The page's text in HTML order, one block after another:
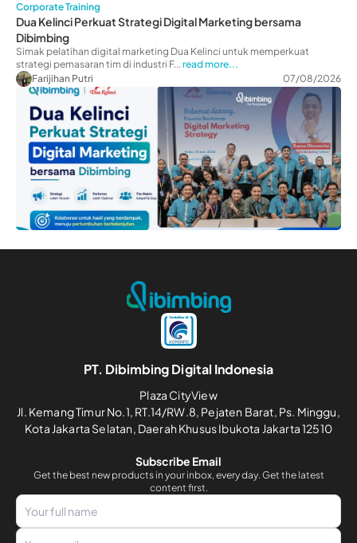
Corporate Training
Dua Kelinci Perkuat Strategi Digital Marketing bersama
Dibimbing
Simak pelatihan digital marketing Dua Kelinci untuk memperkuat
strategi pemasaran tim di industri F...read more...
Farijihan Putri
07/08/2026
PT. Dibimbing Digital Indonesia
Plaza CityView
Jl. Kemang Timur No.1, RT.14/RW.8, Pejaten Barat, Ps. Minggu,
Kota Jakarta Selatan, Daerah Khusus Ibukota Jakarta 12510
Subscribe Email
Get the best new products in your inbox, every day. Get the latest
content first.